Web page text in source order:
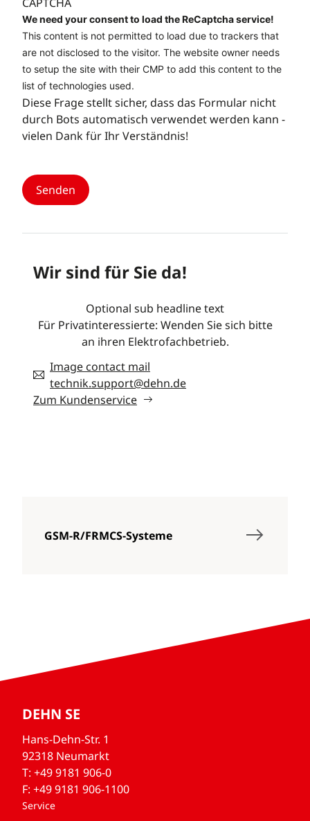
We need your consent to load the ReCaptcha service!
This content is not permitted to load due to trackers that
are not disclosed to the visitor. The website owner needs
to setup the site with their CMP to add this content to the
list of technologies used.
Diese Frage stellt sicher, dass das Formular nicht
durch Bots automatisch verwendet werden kann -
vielen Dank für Ihr Verständnis!
Wir sind für Sie da!
Optional sub headline text
Für Privatinteressierte: Wenden Sie sich bitte
an ihren Elektrofachbetrieb.
Image contact mail
technik.support@dehn.de
Zum Kundenservice
GSM-R/FRMCS-Systeme
DEHN SE
Hans-Dehn-Str. 1
92318 Neumarkt
T: +49 9181 906-0
F: +49 9181 906-1100
Service